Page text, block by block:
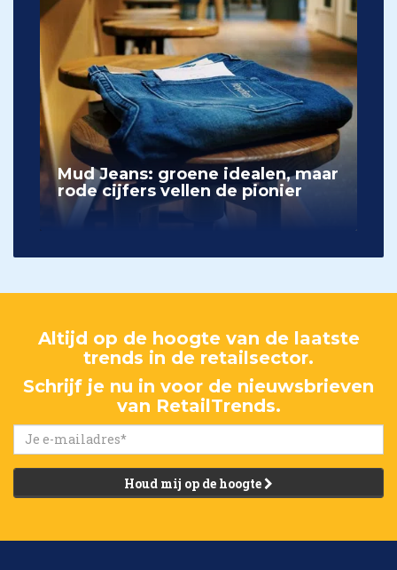
Mud Jeans: groene idealen, maar
rode cijfers vellen de pionier
Altijd op de hoogte van de laatste
trends in de retailsector.
Schrijf je nu in voor de nieuwsbrieven
van RetailTrends.
Houd mij op de hoogte